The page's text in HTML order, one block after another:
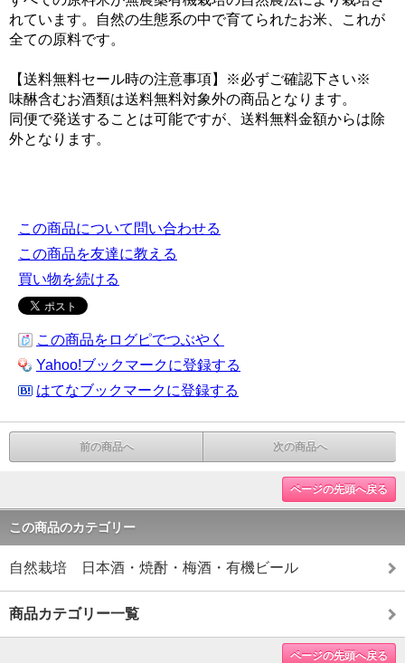
れています。自然の生態系の中で育てられたお米、これが
全ての原料です。
【送料無料セール時の注意事項】※必ずご確認下さい※
味醂含むお酒類は送料無料対象外の商品となります。
同便で発送することは可能ですが、送料無料金額からは除
外となります。
この商品について問い合わせる
この商品を友達に教える
買い物を続ける
この商品をログピでつぶやく
Yahoo!ブックマークに登録する
はてなブックマークに登録する
前の商品へ 次の商品へ
ページの先頭へ戻る
この商品のカテゴリー
自然栽培 日本酒・焼酎・梅酒・有機ビール
商品カテゴリー一覧
ページの先頭へ戻る